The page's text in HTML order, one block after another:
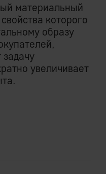
материальный
которого
образу
задачу
увеличивает